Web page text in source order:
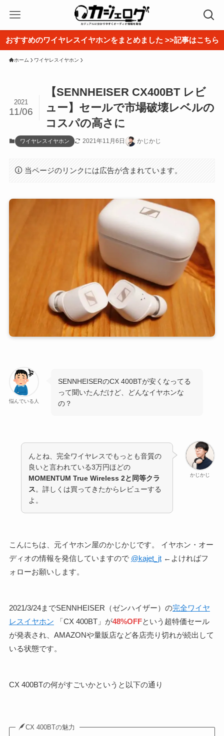
おすすめのワイヤレスイヤホンをまとめました >>記事はこちら
ホーム ワイヤレスイヤホン
【SENNHEISER CX400BT レビ
ュー】セールで市場破壊レベルの
コスパの高さに
2021
11/06
ワイヤレスイヤホン 2021年11月6日 かじかじ
当ページのリンクには広告が含まれています。
悩んでいる人
SENNHEISERのCX 400BTが安くなってる
って聞いたんだけど、どんなイヤホンな
の？
かじかじ
んとね、完全ワイヤレスでもっとも音質の
良いと言われている3万円ほどの
MOMENTUM True Wireless 2と同等クラ
ス。詳しくは買ってきたからレビューする
よ。
こんにちは、元イヤホン屋のかじかじです。 イヤホン・オー
ディオの情報を発信していますので @kajet_jt←よければフ
ォローお願いします。
2021/3/24までSENNHEISER（ゼンハイザー）の完全ワイヤ
レスイヤホン 「CX 400BT」が48%OFFという超特価セール
が発表され、AMAZONや量販店など各店売り切れが続出して
いる状態です。
CX 400BTの何がすごいかというと以下の通り
CX 400BTの魅力